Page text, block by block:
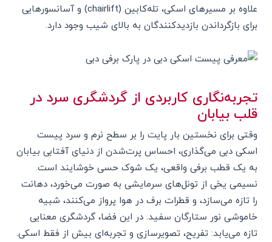
علاوه بر مسیرهای اسکی، تله‌کابین (chairlift) و آسانسورهایی
برای بازگرداندن بازدیدکنندگان به بالای شیب وجود دارد.
تجربه‌نگاری کاربردی از گردشگری سرد در
قلب بیابان
وقتی برای نخستین بار پایت را بر سطح نرم و سرد پیست
اسکی دبی می‌گذاری، احساس پرت‌شدن از دنیای آفتابی بیابان
به یک قطب برفی واقعی، یک شوک حسی خوشایند است.
نسیمی یخی از تونل‌های سرمایشی به صورت می‌خورد، دهانت
را تازه می‌سازد، و قطرات برف در هوا پرواز می‌کنند، شبیه
خاموشی نور ستارگان سفید. در این فضا، گردشگری معنایی
تازه می‌یابد: تفریح، تصویرسازی و تجربه‌ای بیش از فقط اسکی.